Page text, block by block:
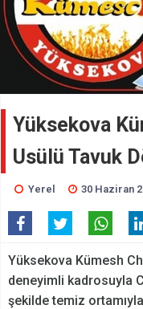
Yüksekova
Usülü Tavuk
Yerel 30 Haziran
Yüksekova Kümesh
deneyimli kadrosuyla
şekilde temiz